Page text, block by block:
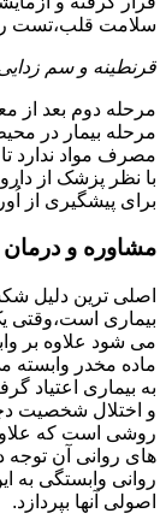
سلامت قلب،تست
قرنطینه و سم
مرحله دوم بعد از
مرحله بیمار در
مصرف مواد ندارد
با نظر پزشک از
برای پیشگیری از
مشاوره و درمان
اصلی ترین دلیل
بیماری است،وقتی
می شود علاوه بر
ماده مخدر وابسته
به بیماری اعتیاد
و اختلال شخصیت
روشی است که
های روانی آن توجه
روانی وابستگی به
اصولی آنها بپردازد.